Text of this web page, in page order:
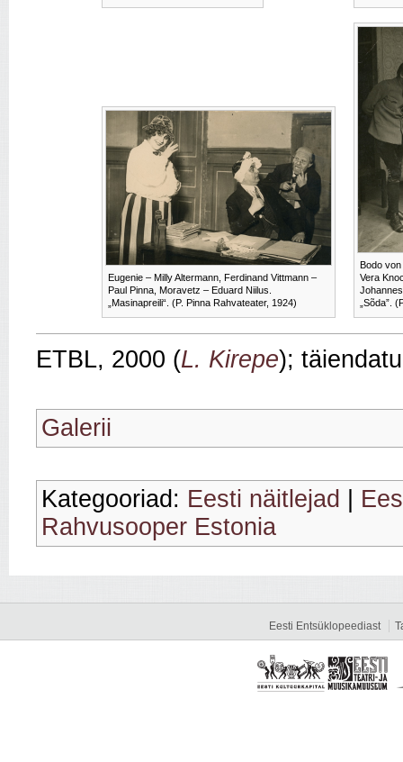
Eugenie – Milly Altermann, Ferdinand Vittmann –
Paul Pinna, Moravetz – Eduard Niilus.
„Masinapreili“. (P. Pinna Rahvateater, 1924)
Bodo
Vera
„Sõda”.
ETBL, 2000 (L. Kirepe);
Galerii
Kategooriad: Eesti näitlejad
Rahvusooper Estonia
Eesti Entsüklopeediast